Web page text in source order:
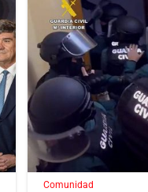
Comunidad